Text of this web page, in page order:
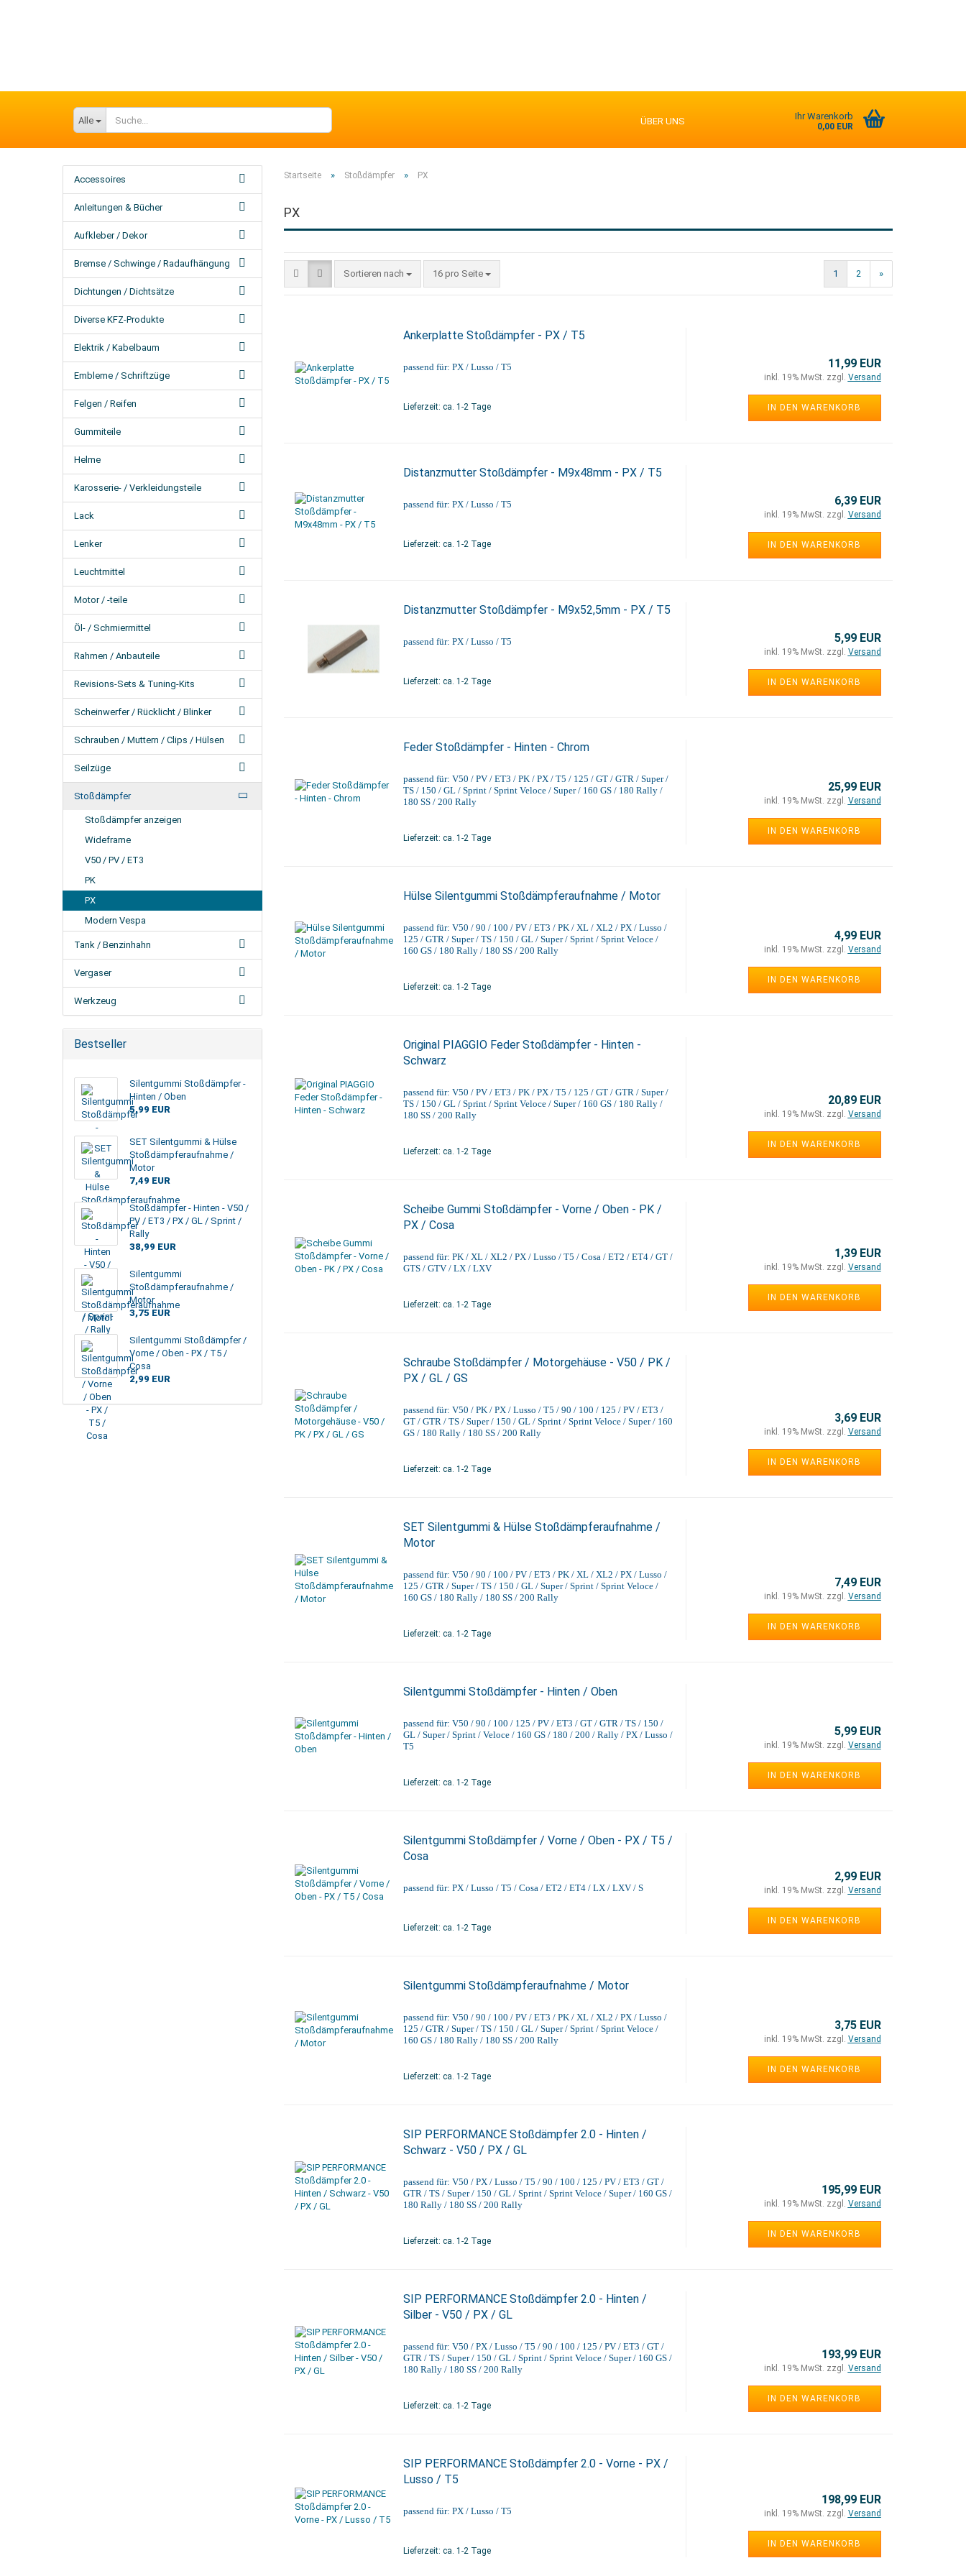
Alle Ihr Warenkorb
0,00 EUR
ÜBER UNS
Startseite » Stoßdämpfer » PX
PX
Sortieren nach 16 pro Seite 1 2 »
Ankerplatte Stoßdämpfer - PX / T5
passend für: PX / Lusso / T5
Lieferzeit: ca. 1-2 Tage
11,99 EUR
inkl. 19% MwSt. zzgl. Versand
IN DEN WARENKORB
Distanzmutter Stoßdämpfer - M9x48mm - PX / T5
passend für: PX / Lusso / T5
Lieferzeit: ca. 1-2 Tage
6,39 EUR
inkl. 19% MwSt. zzgl. Versand
IN DEN WARENKORB
Distanzmutter Stoßdämpfer - M9x52,5mm - PX / T5
passend für: PX / Lusso / T5
Lieferzeit: ca. 1-2 Tage
5,99 EUR
inkl. 19% MwSt. zzgl. Versand
IN DEN WARENKORB
Feder Stoßdämpfer - Hinten - Chrom
passend für: V50 / PV / ET3 / PK / PX / T5 / 125 / GT / GTR / Super /
TS / 150 / GL / Sprint / Sprint Veloce / Super / 160 GS / 180 Rally /
180 SS / 200 Rally
Lieferzeit: ca. 1-2 Tage
25,99 EUR
inkl. 19% MwSt. zzgl. Versand
IN DEN WARENKORB
Hülse Silentgummi Stoßdämpferaufnahme / Motor
passend für: V50 / 90 / 100 / PV / ET3 / PK / XL / XL2 / PX / Lusso /
125 / GTR / Super / TS / 150 / GL / Super / Sprint / Sprint Veloce /
160 GS / 180 Rally / 180 SS / 200 Rally
Lieferzeit: ca. 1-2 Tage
4,99 EUR
inkl. 19% MwSt. zzgl. Versand
IN DEN WARENKORB
Original PIAGGIO Feder Stoßdämpfer - Hinten -
Schwarz
passend für: V50 / PV / ET3 / PK / PX / T5 / 125 / GT / GTR / Super /
TS / 150 / GL / Sprint / Sprint Veloce / Super / 160 GS / 180 Rally /
180 SS / 200 Rally
Lieferzeit: ca. 1-2 Tage
20,89 EUR
inkl. 19% MwSt. zzgl. Versand
IN DEN WARENKORB
Scheibe Gummi Stoßdämpfer - Vorne / Oben - PK /
PX / Cosa
passend für: PK / XL / XL2 / PX / Lusso / T5 / Cosa / ET2 / ET4 / GT /
GTS / GTV / LX / LXV
Lieferzeit: ca. 1-2 Tage
1,39 EUR
inkl. 19% MwSt. zzgl. Versand
IN DEN WARENKORB
Schraube Stoßdämpfer / Motorgehäuse - V50 / PK /
PX / GL / GS
passend für: V50 / PK / PX / Lusso / T5 / 90 / 100 / 125 / PV / ET3 /
GT / GTR / TS / Super / 150 / GL / Sprint / Sprint Veloce / Super / 160
GS / 180 Rally / 180 SS / 200 Rally
Lieferzeit: ca. 1-2 Tage
3,69 EUR
inkl. 19% MwSt. zzgl. Versand
IN DEN WARENKORB
SET Silentgummi & Hülse Stoßdämpferaufnahme /
Motor
passend für: V50 / 90 / 100 / PV / ET3 / PK / XL / XL2 / PX / Lusso /
125 / GTR / Super / TS / 150 / GL / Super / Sprint / Sprint Veloce /
160 GS / 180 Rally / 180 SS / 200 Rally
Lieferzeit: ca. 1-2 Tage
7,49 EUR
inkl. 19% MwSt. zzgl. Versand
IN DEN WARENKORB
Silentgummi Stoßdämpfer - Hinten / Oben
passend für: V50 / 90 / 100 / 125 / PV / ET3 / GT / GTR / TS / 150 /
GL / Super / Sprint / Veloce / 160 GS / 180 / 200 / Rally / PX / Lusso /
T5
Lieferzeit: ca. 1-2 Tage
5,99 EUR
inkl. 19% MwSt. zzgl. Versand
IN DEN WARENKORB
Silentgummi Stoßdämpfer / Vorne / Oben - PX / T5 /
Cosa
passend für: PX / Lusso / T5 / Cosa / ET2 / ET4 / LX / LXV / S
Lieferzeit: ca. 1-2 Tage
2,99 EUR
inkl. 19% MwSt. zzgl. Versand
IN DEN WARENKORB
Silentgummi Stoßdämpferaufnahme / Motor
passend für: V50 / 90 / 100 / PV / ET3 / PK / XL / XL2 / PX / Lusso /
125 / GTR / Super / TS / 150 / GL / Super / Sprint / Sprint Veloce /
160 GS / 180 Rally / 180 SS / 200 Rally
Lieferzeit: ca. 1-2 Tage
3,75 EUR
inkl. 19% MwSt. zzgl. Versand
IN DEN WARENKORB
SIP PERFORMANCE Stoßdämpfer 2.0 - Hinten /
Schwarz - V50 / PX / GL
passend für: V50 / PX / Lusso / T5 / 90 / 100 / 125 / PV / ET3 / GT /
GTR / TS / Super / 150 / GL / Sprint / Sprint Veloce / Super / 160 GS /
180 Rally / 180 SS / 200 Rally
Lieferzeit: ca. 1-2 Tage
195,99 EUR
inkl. 19% MwSt. zzgl. Versand
IN DEN WARENKORB
SIP PERFORMANCE Stoßdämpfer 2.0 - Hinten /
Silber - V50 / PX / GL
passend für: V50 / PX / Lusso / T5 / 90 / 100 / 125 / PV / ET3 / GT /
GTR / TS / Super / 150 / GL / Sprint / Sprint Veloce / Super / 160 GS /
180 Rally / 180 SS / 200 Rally
Lieferzeit: ca. 1-2 Tage
193,99 EUR
inkl. 19% MwSt. zzgl. Versand
IN DEN WARENKORB
SIP PERFORMANCE Stoßdämpfer 2.0 - Vorne - PX /
Lusso / T5
passend für: PX / Lusso / T5
Lieferzeit: ca. 1-2 Tage
198,99 EUR
inkl. 19% MwSt. zzgl. Versand
IN DEN WARENKORB
Accessoires
Anleitungen & Bücher
Aufkleber / Dekor
Bremse / Schwinge / Radaufhängung
Dichtungen / Dichtsätze
Diverse KFZ-Produkte
Elektrik / Kabelbaum
Embleme / Schriftzüge
Felgen / Reifen
Gummiteile
Helme
Karosserie- / Verkleidungsteile
Lack
Lenker
Leuchtmittel
Motor / -teile
Öl- / Schmiermittel
Rahmen / Anbauteile
Revisions-Sets & Tuning-Kits
Scheinwerfer / Rücklicht / Blinker
Schrauben / Muttern / Clips / Hülsen
Seilzüge
Stoßdämpfer
Stoßdämpfer anzeigen
Wideframe
V50 / PV / ET3
PK
PX
Modern Vespa
Tank / Benzinhahn
Vergaser
Werkzeug
Bestseller
Silentgummi Stoßdämpfer -
Hinten / Oben
5,99 EUR
SET Silentgummi & Hülse
Stoßdämpferaufnahme /
Motor
7,49 EUR
Stoßdämpfer - Hinten - V50 /
PV / ET3 / PX / GL / Sprint /
Rally
38,99 EUR
Silentgummi
Stoßdämpferaufnahme /
Motor
3,75 EUR
Silentgummi Stoßdämpfer /
Vorne / Oben - PX / T5 /
Cosa
2,99 EUR